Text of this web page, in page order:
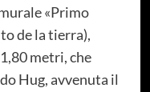
«Primo
de la tierra),
metri, che
Hug, avvenuta il